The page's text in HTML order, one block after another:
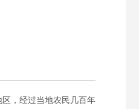
，经过当地农民几百年